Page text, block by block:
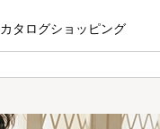
カタログショッピング